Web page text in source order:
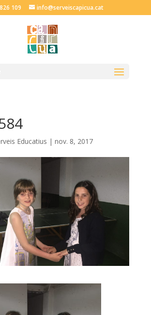
109 info@serveiscapicua.cat
Educatius | nov. 8, 2017